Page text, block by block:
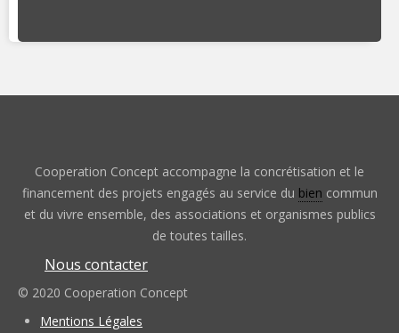
Cooperation Concept accompagne la concrétisation et le
financement des projets engagés au service du bien commun
et du vivre ensemble, des associations et organismes publics
de toutes tailles.
Nous contacter
© 2020 Cooperation Concept
Mentions Légales